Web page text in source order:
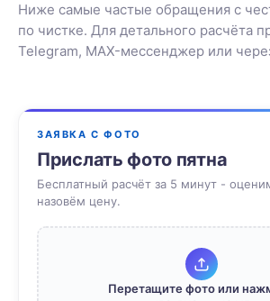
Ниже самые частые обращения с
по чистке. Для детального расчёта
Telegram, MAX-мессенджер или
ЗАЯВКА С ФОТО
Прислать фото пятна
Бесплатный расчёт за 5 минут -
назовём цену.
Перетащите фото или